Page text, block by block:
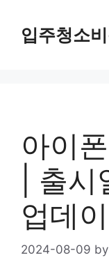
content입주청소
아이
| 출
업데
2024-08-09 by